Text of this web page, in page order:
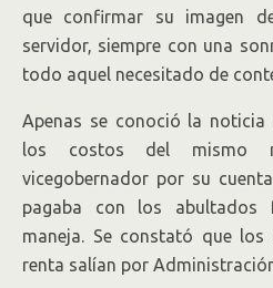
que confirmar su imagen
servidor, siempre con una
todo aquel necesitado de
Apenas se conoció la
los costos del mismo
vicegobernador por su
pagaba con los abultados
maneja. Se constató que
renta salían por